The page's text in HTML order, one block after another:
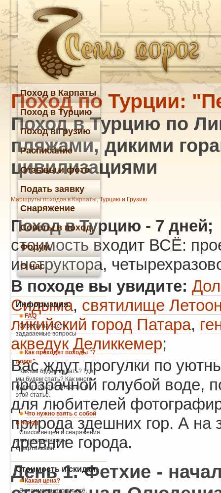
Поход по Турции:
Поход в Турцию по
пляжами, дикими
цивилизациями
Маршруты походов в Карпаты, Турцию и Грузию
Поход в Турцию - 7 дней;
стоимость входит ВСЁ:
инструктора,
В походе вы увидите:
Сидыма, святилище
ликийский город Патара,
акведук Деликкемер;
Вас ждут прогулки по
прозрачной голубой воде,
для любителей
природа здешних гор. А на
древние города.
День 1. Фетхие -
Поход в Карпаты
Поход в Турцию
Поход в Грузию
Расписание
Отзывы и фото
Подать заявку
Снаряжение
Советы в поход
Форум
О нас
Информация:
FAQ
Ответы на часто
задаваемые вопросы
Как проходят походы "7
дорог"
Как мы будем кушать? Где
мы будем спать? Как много
будем ходить? Ответы - в
этой статье.
Что нужно взять с собой
в поход
Список вещей и снаряжения
для похода в горы.
С картинками.
Стоимость и скидки:
Какая цена?
В стоимость входит всё,